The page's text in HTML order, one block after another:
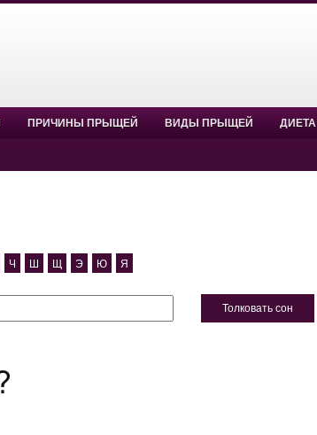
ПРИЧИНЫ ПРЫЩЕЙ ВИДЫ ПРЫЩЕЙ ДИЕТА
Ч Ш Щ Э Ю Я
Толковать сон